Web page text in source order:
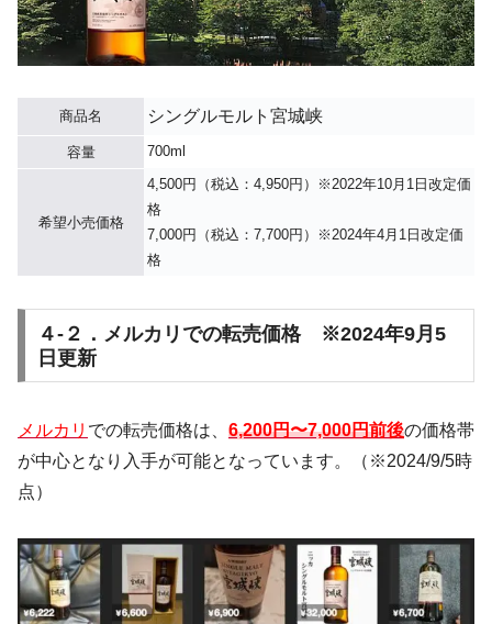
商品名 シングルモルト宮城峡
容量 700ml
希望小売価格
4,500円（税込：4,950円）※2022年10月1日改定価
格
7,000円（税込：7,700円）※2024年4月1日改定価
格
４-２．メルカリでの転売価格 ※2024年9月5
日更新
メルカリ での転売価格は、 6,200円〜7,000円前後の価格帯
が中心となり入手が可能となっています。（※2024/9/5時
点）